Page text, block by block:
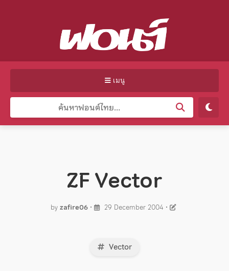
เมนู
ZF Vector
byzafire06• 29 December 2004 •
Vector